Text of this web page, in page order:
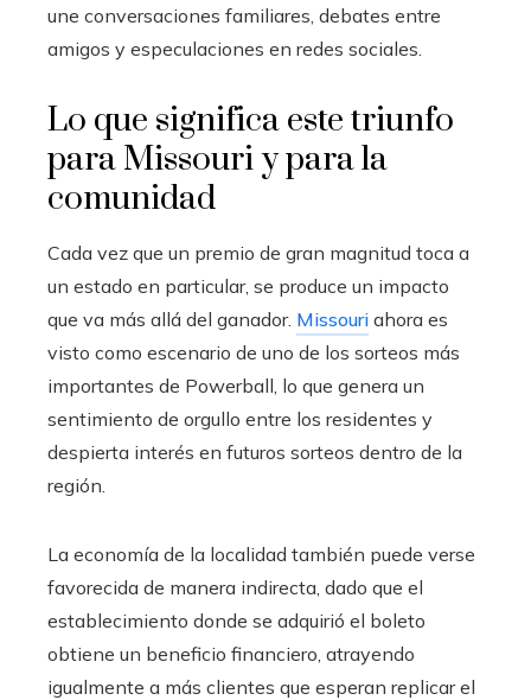
une conversaciones familiares, debates entre
amigos y especulaciones en redes sociales.
Lo que significa este triunfo
para Missouri y para la
comunidad
Cada vez que un premio de gran magnitud toca a
un estado en particular, se produce un impacto
que va más allá del ganador. Missouri ahora es
visto como escenario de uno de los sorteos más
importantes de Powerball, lo que genera un
sentimiento de orgullo entre los residentes y
despierta interés en futuros sorteos dentro de la
región.
La economía de la localidad también puede verse
favorecida de manera indirecta, dado que el
establecimiento donde se adquirió el boleto
obtiene un beneficio financiero, atrayendo
igualmente a más clientes que esperan replicar el